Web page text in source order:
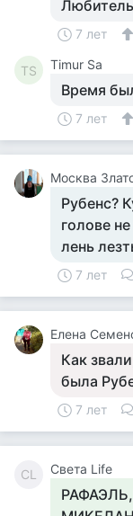
7 лет
TS Timur Sa
Время
7 лет
Москва
Рубенс?
голове
лень
7 лет
Елена
Как
была
7 лет
СL Света Life